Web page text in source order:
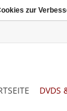
DVDS
zur